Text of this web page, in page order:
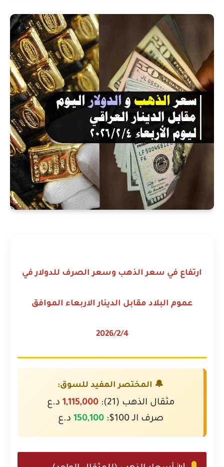
ارتفاع في سعر الذهب وسعر الصرف للدولار في
عموم البلاد مقابل الدينار الاربعاء الموافق
2026/2/4
🔔 المختصر المفيد للسوق:
مثقال الذهب (21): 1,115,000 د.ع
صرف الـ 100$:
150,100 د.ع